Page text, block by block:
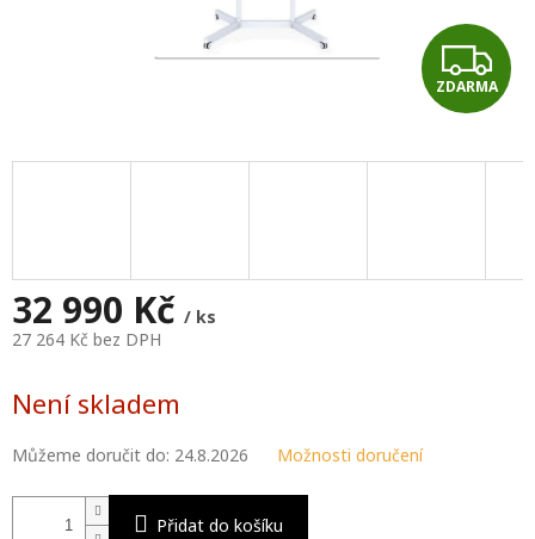
Z
D
A
ZDARMA
32 990 Kč / ks
27 264 Kč bez DPH
cena:
Není skladem
Můžeme doručit do: 24.8.2026 Možnosti doručení
Přidat do košíku